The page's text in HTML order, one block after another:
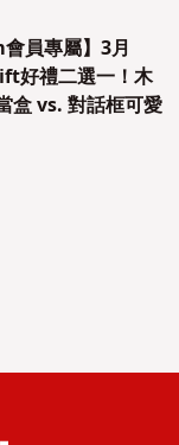
員專屬】3月
好禮二選一！木
盒 vs. 對話框可愛